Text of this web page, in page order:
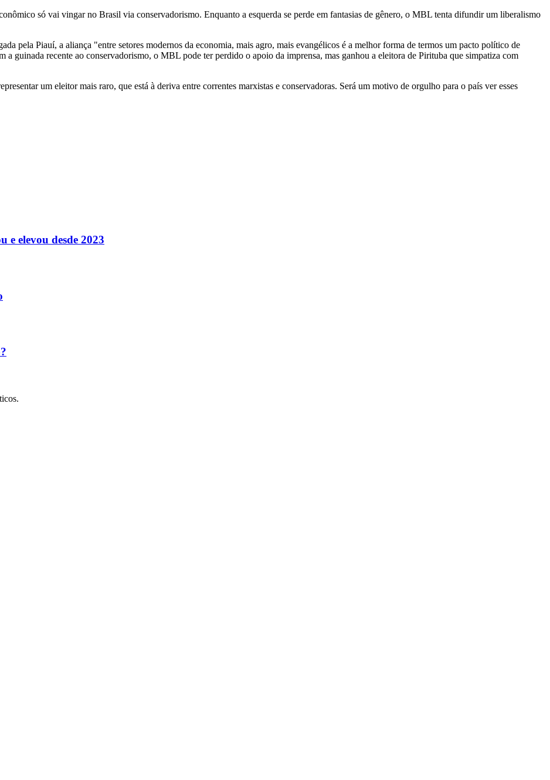
só vai vingar no Brasil via conservadorismo. Enquanto a esquerda se perde em fantasias de gênero, o MBL tenta difundir um liberalismo
pela Piauí, a aliança "entre setores modernos da economia, mais agro, mais evangélicos é a melhor forma de termos um pacto político de
guinada recente ao conservadorismo, o MBL pode ter perdido o apoio da imprensa, mas ganhou a eleitora de Pirituba que simpatiza com
um eleitor mais raro, que está à deriva entre correntes marxistas e conservadoras. Será um motivo de orgulho para o país ver esses
e elevou desde 2023